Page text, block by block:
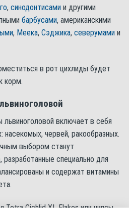
, синодонтисами и другими
барбусами, американскими
, Меека, Сэджика, северумами и
в рот цихлиды будет
корм.
включает в себя
насекомых, червей, ракообразных.
выбором станут
специально для
и содержат витамины
Tetra Cichlid XL Flakes или чипсы